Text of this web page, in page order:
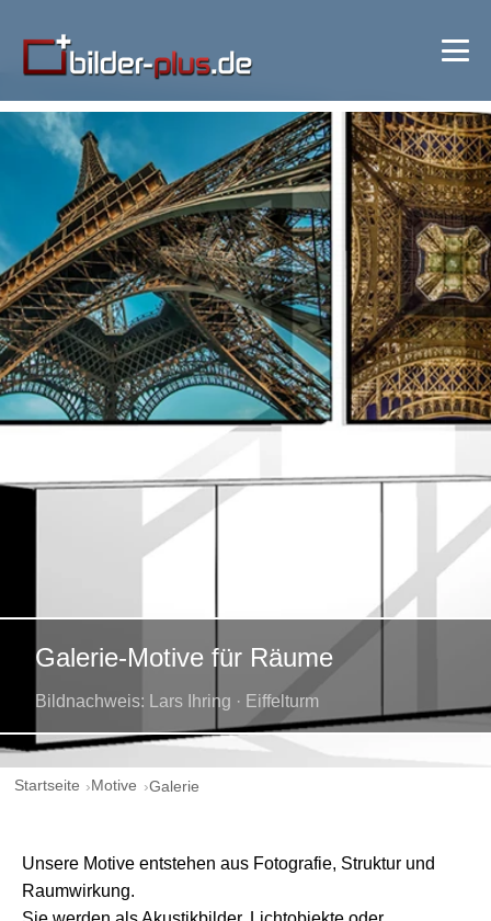
Galerie-Motive für Räume
Bildnachweis: Lars Ihring · Eiffelturm
Startseite Motive Galerie
Unsere Motive entstehen aus Fotografie, Struktur und
Raumwirkung.